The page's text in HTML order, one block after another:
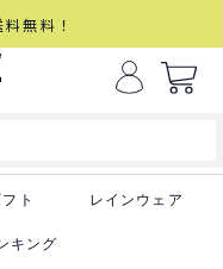
無料！
ト レインウェア
キング